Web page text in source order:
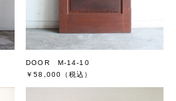
DOOR M-14-10
￥58,000 （税込）